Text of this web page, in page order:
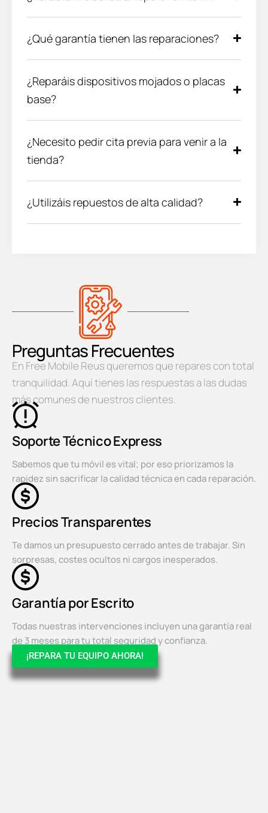
¿Qué garantía tienen las reparaciones?
¿Reparáis dispositivos mojados o placas
base?
¿Necesito pedir cita previa para venir a la
tienda?
¿Utilizáis repuestos de alta calidad?
Preguntas Frecuentes
En Free Mobile Reus queremos que repares con total
tranquilidad. Aquí tienes las respuestas a las dudas
más comunes de nuestros clientes.
Soporte Técnico Express
Sabemos que tu móvil es vital; por eso priorizamos la
rapidez sin sacrificar la calidad técnica en cada reparación.
Precios Transparentes
Te damos un presupuesto cerrado antes de trabajar. Sin
sorpresas, costes ocultos ni cargos inesperados.
Garantía por Escrito
Todas nuestras intervenciones incluyen una garantía real
de 3 meses para tu total seguridad y confianza.
¡REPARA TU EQUIPO AHORA!